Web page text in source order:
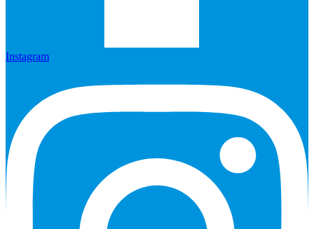
Instagram